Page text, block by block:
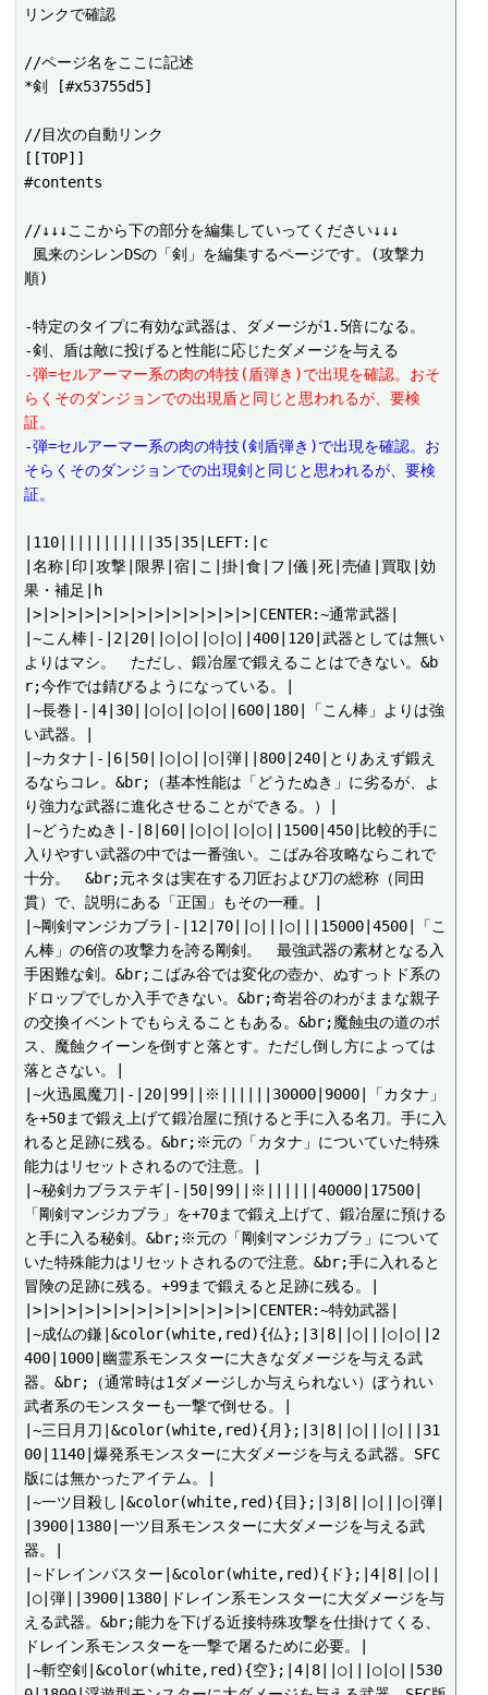
リンクで確認
//ページ名をここに記述
*剣 [#x53755d5]
//目次の自動リンク
[[TOP]]
#contents
//↓↓↓ここから下の部分を編集していってください↓↓↓
順)
-特定のタイプに有効な武器は、ダメージが1.5倍になる。
-弾=セルアーマー系の肉の特技(盾弾き)で出現を確認。おそ
らくそのダンジョンでの出現盾と同じと思われるが、要検
証。
-弾=セルアーマー系の肉の特技(剣盾弾き)で出現を確認。お
そらくそのダンジョンでの出現剣と同じと思われるが、要検
証。
|110|||||||||||35|35|LEFT:|c
|名称|印|攻撃|限界|宿|こ|掛|食|フ|儀|死|売値|買取|効
果・補足|h
|>|>|>|>|>|>|>|>|>|>|>|>|>|CENTER:~通常武器|
|~こん棒|-|2|20||○|○||○|○||400|120|武器としては無い
よりはマシ。　ただし、鍛冶屋で鍛えることはできない。&b
r;今作では錆びるようになっている。|
|~長巻|-|4|30||○|○||○|○||600|180|「こん棒」よりは強
い武器。|
|~カタナ|-|6|50||○|○||○|弾||800|240|とりあえず鍛え
るならコレ。&br;（基本性能は「どうたぬき」に劣るが、よ
り強力な武器に進化させることができる。）|
|~どうたぬき|-|8|60||○|○||○|○||1500|450|比較的手に
入りやすい武器の中では一番強い。こばみ谷攻略ならこれで
十分。　&br;元ネタは実在する刀匠および刀の総称（同田
貫）で、説明にある「正国」もその一種。|
|~剛剣マンジカブラ|-|12|70||○|||○|||15000|4500|「こ
ん棒」の6倍の攻撃力を誇る剛剣。　最強武器の素材となる入
手困難な剣。&br;こばみ谷では変化の壺か、ぬすっトド系の
ドロップでしか入手できない。&br;奇岩谷のわがままな親子
の交換イベントでもらえることもある。&br;魔蝕虫の道のボ
ス、魔蝕クイーンを倒すと落とす。ただし倒し方によっては
落とさない。|
|~火迅風魔刀|-|20|99||※||||||30000|9000|「カタナ」
を+50まで鍛え上げて鍛冶屋に預けると手に入る名刀。手に入
れると足跡に残る。&br;※元の「カタナ」についていた特殊
能力はリセットされるので注意。|
|~秘剣カブラステギ|-|50|99||※||||||40000|17500|
「剛剣マンジカブラ」を+70まで鍛え上げて、鍛冶屋に預ける
と手に入る秘剣。&br;※元の「剛剣マンジカブラ」について
いた特殊能力はリセットされるので注意。&br;手に入れると
冒険の足跡に残る。+99まで鍛えると足跡に残る。|
|>|>|>|>|>|>|>|>|>|>|>|>|>|CENTER:~特効武器|
|~成仏の鎌|&color(white,red){仏};|3|8||○|||○|○||2
400|1000|幽霊系モンスターに大きなダメージを与える武
器。&br;（通常時は1ダメージしか与えられない）ぼうれい
武者系のモンスターも一撃で倒せる。|
|~三日月刀|&color(white,red){月};|3|8||○|||○|||31
00|1140|爆発系モンスターに大ダメージを与える武器。SFC
版には無かったアイテム。|
|~一ツ目殺し|&color(white,red){目};|3|8||○|||○|弾|
|3900|1380|一ツ目系モンスターに大ダメージを与える武
器。|
|~ドレインバスター|&color(white,red){ド};|4|8||○||
|○|弾||3900|1380|ドレイン系モンスターに大ダメージを与
える武器。&br;能力を下げる近接特殊攻撃を仕掛けてくる、
ドレイン系モンスターを一撃で屠るために必要。|
|~斬空剣|&color(white,red){空};|4|8||○|||○|○||530